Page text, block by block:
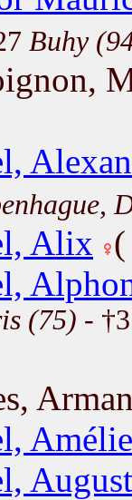
Buhy
Alix
(75) -
Amélie